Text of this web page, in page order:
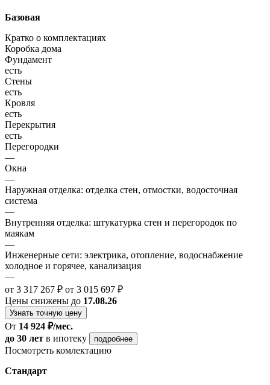
Базовая
Кратко о комплектациях
Коробка дома
Фундамент
есть
Стены
есть
Кровля
есть
Перекрытия
есть
Перегородки
—
Окна
—
Наружная отделка: отделка стен, отмостки, водосточная
система
—
Внутренняя отделка: штукатурка стен и перегородок по
маякам
—
Инженерные сети: электрика, отопление, водоснабжение
холодное и горячее, канализация
—
от 3 317 267 ₽ от 3 015 697 ₽
Цены снижены до 17.08.26
Узнать точную цену
От 14 924 ₽/мес.
до 30 лет в ипотеку подробнее
Посмотреть комлектацию
Стандарт